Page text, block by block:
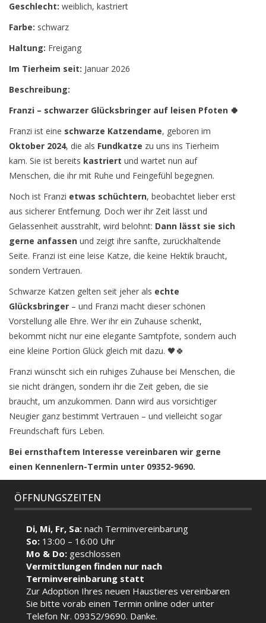
Geschlecht: weiblich, kastriert
Farbe: schwarz
Haltung: Freigang
Im Tierheim seit: Januar 2026
Beschreibung:
Franzi – schwarzer Glücksbringer auf leisen Pfoten 🍀
Franzi ist eine schwarze Katzendame, geboren im
Oktober 2024, die als Fundkatze zu uns ins Tierheim
kam. Sie ist bereits kastriert und wartet nun auf
Menschen, die ihr mit Ruhe und Feingefühl begegnen.
Noch ist Franzi etwas schüchtern, beobachtet lieber erst
aus sicherer Entfernung. Doch wer ihr Zeit lässt und
Gelassenheit ausstrahlt, wird belohnt: Dann lässt sie sich
gerne anfassen und zeigt ihre sanfte, zurückhaltende
Seite. Franzi ist eine leise Katze, die keine Hektik braucht,
sondern Vertrauen.
Schwarze Katzen gelten seit jeher als echte
Glücksbringer – und Franzi macht dieser schönen
Vorstellung alle Ehre. Wer ihr ein Zuhause schenkt,
bekommt nicht nur eine elegante Samtpfote, sondern auch
eine kleine Portion Glück gleich mit dazu. 🖤🍀
Franzi wünscht sich ein ruhiges Zuhause bei Menschen, die
sie nicht drängen, sondern ihr die Zeit geben, die sie
braucht, um anzukommen. Dann wird aus vorsichtiger
Neugier ganz bestimmt Vertrauen – und vielleicht sogar
Freundschaft fürs Leben.
Bei ernsthaftem Interesse vereinbaren wir gerne
einen Kennenlern-Termin unter 09352-9690.
ÖFFNUNGSZEITEN
Di, Mi, Fr, Sa:nach Terminvereinbarung
So: 13:00 – 16:00 Uhr
Mo & Do: geschlossen
Vermittlungen finden nur nach
Terminvereinbarung statt
Zur Adoption Ihres neuen Haustieres vereinbaren
Sie bitte vorab einen Terminonline oder unter
Telefon Nr. 09352/9690. Danke.